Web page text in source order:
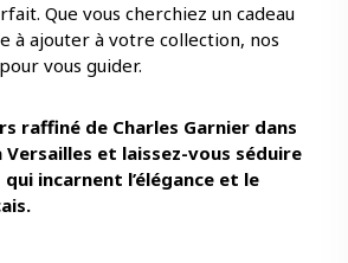
Que vous cherchiez un cadeau
à ajouter à votre collection, nos
vous guider.
raffiné de Charles Garnier dans
et laissez-vous séduire
incarnent l’élégance et le